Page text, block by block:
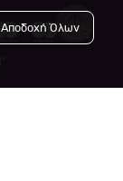
Αποδοχή Όλων